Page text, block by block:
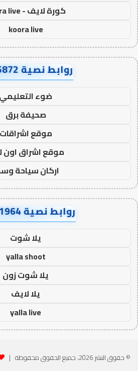
كورة لايف - koora live
koora live
روابط نصية AA35872
ضوء التعليمي
صحيفة برق
موقع اشراقات
موقع اشراق اون
اركان سياحة
روابط نصية FD781964
يلا شوت
yalla shoot
يلا شوت زون
يلا لايف
yalla live
© حقوق النشر 2026، جميع الحقوق محفوظة |